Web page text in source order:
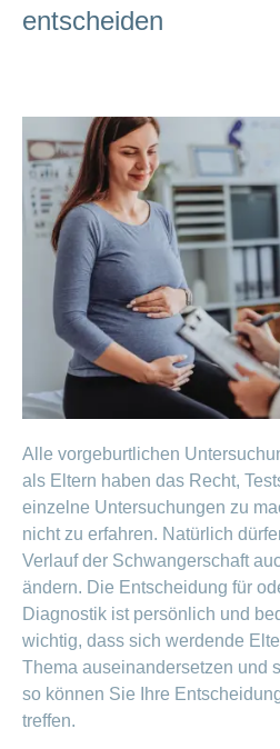
entscheiden
Alle vorgeburtlichen
als Eltern haben das Recht,
einzelne Untersuchungen zu
nicht zu erfahren. Natürlich
Verlauf der Schwangerschaft
ändern. Die Entscheidung für
Diagnostik ist persönlich und
wichtig, dass sich werdende
Thema auseinandersetzen und
so können Sie Ihre
treffen.